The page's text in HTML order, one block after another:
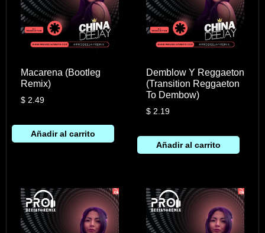
Macarena (Bootleg
Remix)
$2.49
Añadir al carrito
Demblow Y Reggaeton
(Transition Reggaeton
To Dembow)
$ 2.19
Añadir al carrito